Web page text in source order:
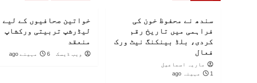
سندھ نے محفوظ خون کی
فراہمی میں تاریخ رقم
کردی، بلڈ بینکنگ نیٹ ورک
فعال
ماریہ اسماعیل
1 مہینہ ago
خواتین صحافیوں کے لیے
لیڈرشپ تربیتی ورکشاپ
منعقد
ویب ڈیسک 6 مہینے ago